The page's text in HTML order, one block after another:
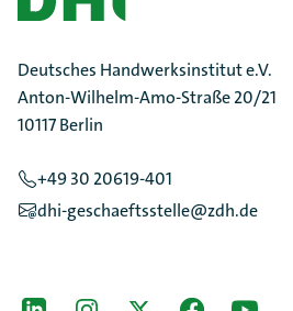
Deutsches Handwerksinstitut e.V.
Anton-Wilhelm-Amo-Straße 20/21
10117 Berlin
+49 30 20619-401
dhi-geschaeftsstelle@zdh.de
[Der ZDH in den Sozialen Netzwerken]